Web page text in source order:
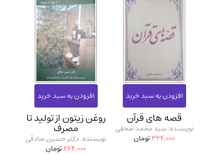
قصه‌ های قرآن
نویسنده: سید محمد صحفی
324,000تومان
روغن زیتون از تولید تا
مصرف
نویسنده: دکتر حسین صادقی
264,000تومان